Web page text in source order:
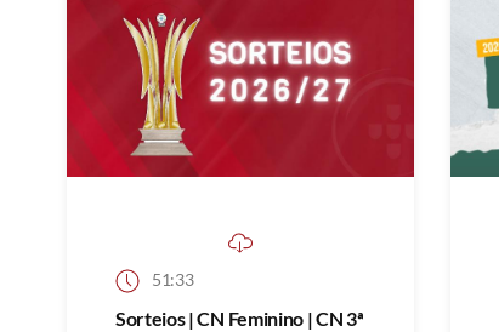
51:33
Sorteios | CN Feminino | CN 3ª